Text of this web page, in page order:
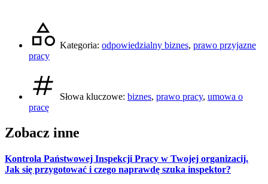
Kategoria: odpowiedzialny biznes, prawo przyjazne
pracy
Słowa kluczowe: biznes, prawo pracy, umowa o
pracę
Zobacz inne
Kontrola Państwowej Inspekcji Pracy w Twojej organizacij.
Jak się przygotować i czego naprawdę szuka inspektor?